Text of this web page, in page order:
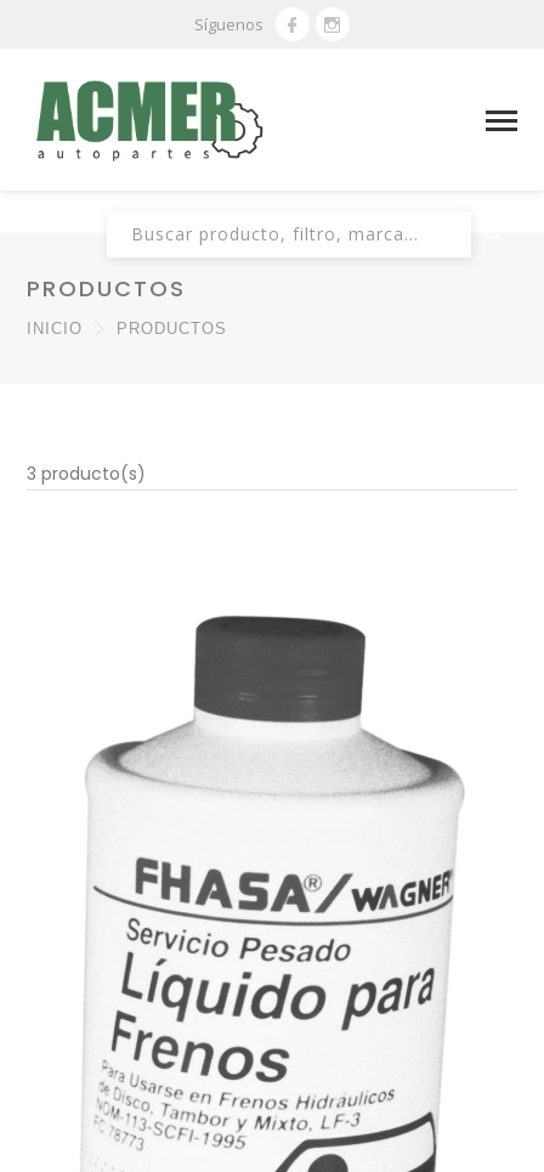
Síguenos
Buscar:
PRODUCTOS
INICIO PRODUCTOS
3 producto(s)